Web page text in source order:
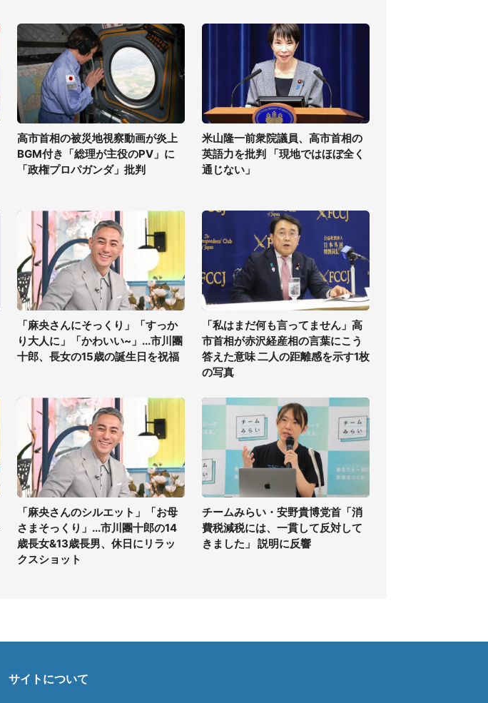
高市首相の被災地視察動画が炎上
BGM付き「総理が主役のPV」に
「政権プロパガンダ」批判
米山隆一前衆院議員、高市首相の
英語力を批判 「現地ではほぼ全く
通じない」
「麻央さんにそっくり」「すっか
り大人に」「かわいい~」...市川團
十郎、長女の15歳の誕生日を祝福
「私はまだ何も言ってません」高
市首相が赤沢経産相の言葉にこう
答えた意味 二人の距離感を示す1枚
の写真
「麻央さんのシルエット」「お母
さまそっくり」...市川團十郎の14
歳長女&13歳長男、休日にリラッ
クスショット
チームみらい・安野貴博党首「消
費税減税には、一貫して反対して
きました」 説明に反響
サイトについて